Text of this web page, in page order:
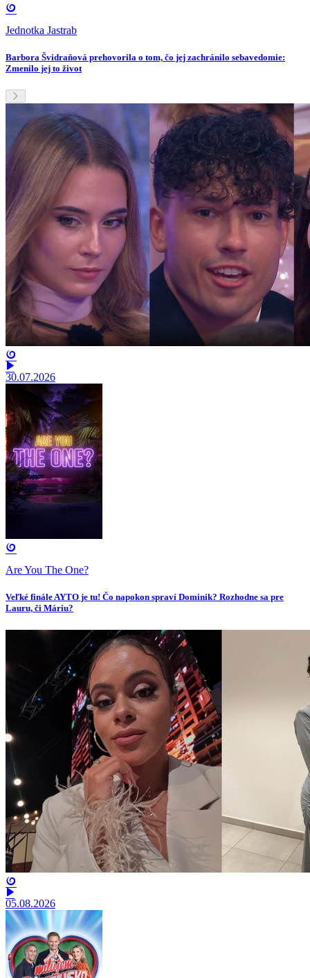
Jednotka Jastrab
Barbora Švidraňová prehovorila o tom, čo jej zachránilo sebavedomie:
Zmenilo jej to život
30.07.2026
Are You The One?
Veľké finále AYTO je tu! Čo napokon spraví Dominik? Rozhodne sa pre
Lauru, či Máriu?
05.08.2026